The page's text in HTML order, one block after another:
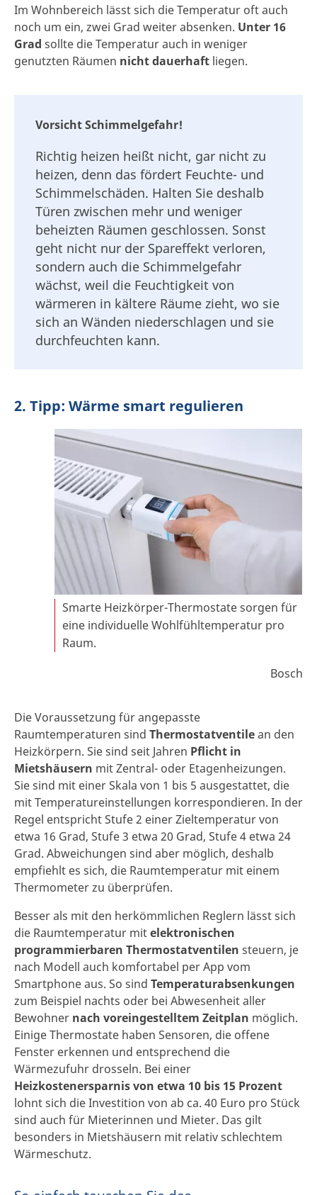
Im Wohnbereich lässt sich die Temperatur oft auch
noch um ein, zwei Grad weiter absenken. Unter 16
Grad sollte die Temperatur auch in weniger
genutzten Räumen nicht dauerhaft liegen.
Vorsicht Schimmelgefahr!
Richtig heizen heißt nicht, gar nicht zu
heizen, denn das fördert Feuchte- und
Schimmelschäden. Halten Sie deshalb
Türen zwischen mehr und weniger
beheizten Räumen geschlossen. Sonst
geht nicht nur der Spareffekt verloren,
sondern auch die Schimmelgefahr
wächst, weil die Feuchtigkeit von
wärmeren in kältere Räume zieht, wo sie
sich an Wänden niederschlagen und sie
durchfeuchten kann.
2. Tipp: Wärme smart regulieren
Smarte Heizkörper-Thermostate sorgen für
eine individuelle Wohlfühltemperatur pro
Raum.
Bosch
Die Voraussetzung für angepasste
Raumtemperaturen sind Thermostatventilean den
Heizkörpern. Sie sind seit Jahren Pflicht in
Mietshäusern mit Zentral- oder Etagenheizungen.
Sie sind mit einer Skala von 1 bis 5 ausgestattet, die
mit Temperatureinstellungen korrespondieren. In der
Regel entspricht Stufe 2 einer Zieltemperatur von
etwa 16 Grad, Stufe 3 etwa 20 Grad, Stufe 4 etwa 24
Grad. Abweichungen sind aber möglich, deshalb
empfiehlt es sich, die Raumtemperatur mit einem
Thermometer zu überprüfen.
Besser als mit den herkömmlichen Reglern lässt sich
die Raumtemperatur mitelektronischen
programmierbaren Thermostatventilen steuern, je
nach Modell auch komfortabel per App vom
Smartphone aus. So sind Temperaturabsenkungen
zum Beispiel nachts oder bei Abwesenheit aller
Bewohner nach voreingestelltem Zeitplan möglich.
Einige Thermostate haben Sensoren, die offene
Fenster erkennen und entsprechend die
Wärmezufuhr drosseln. Bei einer
Heizkostenersparnis von etwa 10 bis 15 Prozent
lohnt sich die Investition von ab ca. 40 Euro pro Stück
sind auch für Mieterinnen und Mieter. Das gilt
besonders in Mietshäusern mit relativ schlechtem
Wärmeschutz.